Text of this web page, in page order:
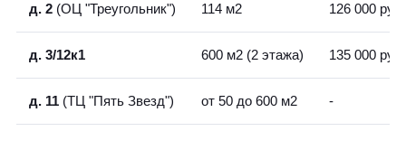
д. 2 (ОЦ "Треугольник") 114 м2 126 000 руб.
д. 3/12к1 600 м2 (2 этажа) 135 000 руб.
д. 11 (ТЦ "Пять Звезд") от 50 до 600 м2 -